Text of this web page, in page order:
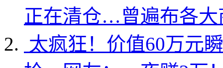
正在清仓…曾遍布各大
太疯狂！价值60万元